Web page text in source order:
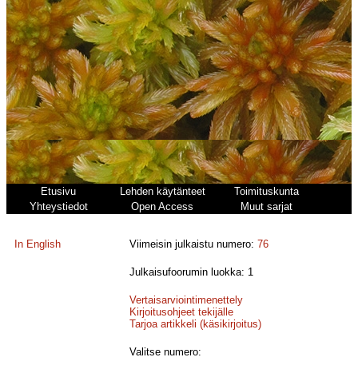
Etusivu Lehden käytänteet
Toimituskunta
Yhteystiedot
Open Access Muut sarjat
In English Viimeisin julkaistu numero:76
Julkaisufoorumin luokka: 1
Vertaisarviointimenettely
Kirjoitusohjeet tekijälle
Tarjoa artikkeli (käsikirjoitus)
Valitse numero: